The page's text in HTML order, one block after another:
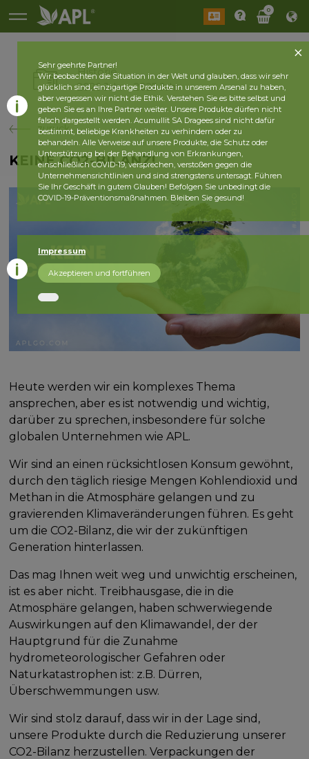
0
Historie
2026 Jahr 2025 Jahr
zurück
KEINE CO2-BILANZ!
Heute werden wir ein komplexes Thema
ansprechen, aber es ist notwendig und wichtig,
darüber zu sprechen, insbesondere für solche
globalen Unternehmen wie APL.
Wir sind an einen rücksichtlosen Konsum gewöhnt,
durch den täglich riesige Mengen Kohlendioxid und
Methan in die Atmosphäre gelangen und zu
gravierenden Klimaveränderungen führen. Es geht
um die CO2-Bilanz, die wir der zukünftigen
Generation hinterlassen.
Das mag Ihnen weit weg und unwichtig erscheinen,
ist es aber nicht. Treibhausgase, die in die
Atmosphäre gelangen, haben schwerwiegende
Auswirkungen auf den Klimawandel, der der
Hauptgrund für die Zunahme
hydrometeorologischer Gefahren oder
Naturkatastrophen ist: z.B. Dürren,
Überschwemmungen usw.
Wir sind stolz darauf, dass wir in der Lage sind,
unsere Produkte durch die Reduzierung unserer
CO2-Bilanz herzustellen. Verpackungen der
Sehr geehrte Partner!
Wir beobachten die Situation in der Welt und glauben, dass wir sehr
glücklich sind, einzigartige Produkte in unserem Arsenal zu haben,
aber vergessen wir nicht die Ethik. Verstehen Sie es bitte selbst und
geben Sie es an Ihre Partner weiter. Unsere Produkte dürfen nicht
falsch dargestellt werden. Acumullit SA Dragees sind nicht dafür
bestimmt, beliebige Krankheiten zu verhindern oder zu
behandeln. Alle Verweise auf unsere Produkte, die Schutz oder
Unterstützung bei der Behandlung von Erkrankungen,
einschließlich COVID-19, versprechen, verstoßen gegen die
Unternehmensrichtlinien und sind strengstens untersagt. Führen
Sie Ihr Geschäft in gutem Glauben! Befolgen Sie unbedingt die
COVID-19-Präventionsmaßnahmen. Bleiben Sie gesund!
Impressum
Akzeptieren und fortführen